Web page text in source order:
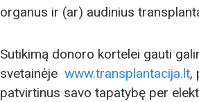
organus ir (ar) audinius
Sutikimą donoro kortelei gauti
svetainėje www.transplantacija.lt,
patvirtinus savo tapatybę per